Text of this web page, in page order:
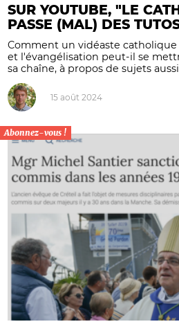
SUR YOUTUBE, "LE
PASSE (MAL) DES
Comment un vidéaste
et l'évangélisation peut-il se
sa chaîne, à propos de sujets aussi
15 août 2024
Abonnez-vous !